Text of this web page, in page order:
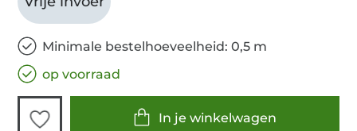
Minimale bestelhoeveelheid: 0,5 m
op voorraad
In je winkelwagen